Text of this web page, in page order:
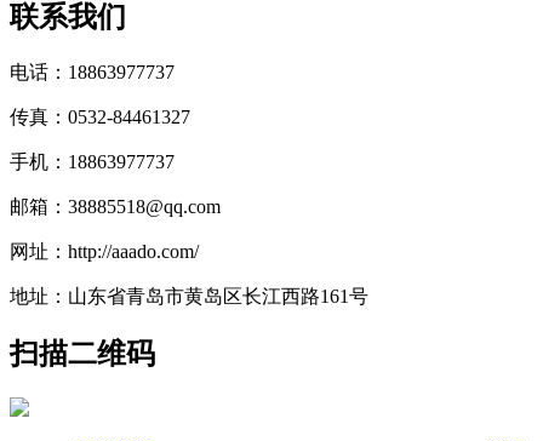
联系我们
电话：18863977737
传真：0532-84461327
手机：18863977737
邮箱：38885518@qq.com
网址：http://aaado.com/
地址：山东省青岛市黄岛区长江西路161号
扫描二维码